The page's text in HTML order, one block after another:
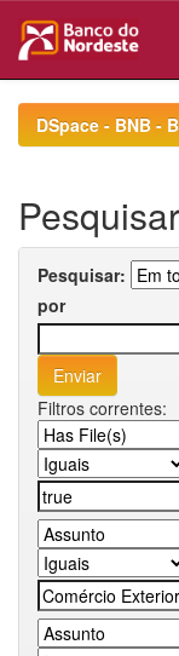
navigationDSpace - BNB -
Pesquisar
Pesquisar:
por
Filtros correntes: